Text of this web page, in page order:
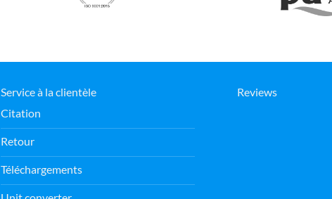
Service à la clientèle
Citation
Retour
Téléchargements
Reviews